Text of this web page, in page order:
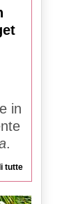
in
.
tutte